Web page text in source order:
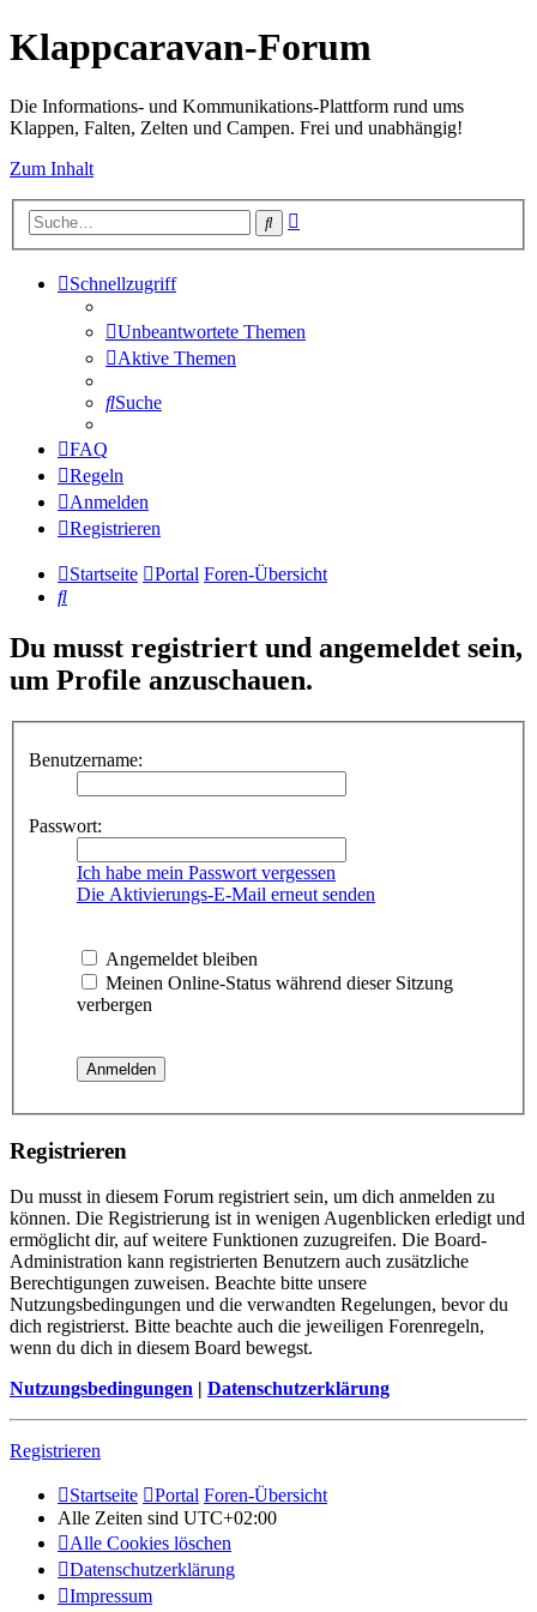
Klappcaravan-Forum
Die Informations- und Kommunikations-Plattform rund ums
Klappen, Falten, Zelten und Campen. Frei und unabhängig!
Zum Inhalt
Suche
Schnellzugriff
Unbeantwortete Themen
Aktive Themen
Suche
FAQ
Regeln
Anmelden
Registrieren
Startseite Portal Foren-Übersicht
Suche
Du musst registriert und angemeldet sein,
um Profile anzuschauen.
Benutzername:
Passwort:
Ich habe mein Passwort vergessen
Die Aktivierungs-E-Mail erneut senden
Angemeldet bleiben
Meinen Online-Status während dieser Sitzung
verbergen
Registrieren
Du musst in diesem Forum registriert sein, um dich anmelden zu
können. Die Registrierung ist in wenigen Augenblicken erledigt und
ermöglicht dir, auf weitere Funktionen zuzugreifen. Die Board-
Administration kann registrierten Benutzern auch zusätzliche
Berechtigungen zuweisen. Beachte bitte unsere
Nutzungsbedingungen und die verwandten Regelungen, bevor du
dich registrierst. Bitte beachte auch die jeweiligen Forenregeln,
wenn du dich in diesem Board bewegst.
Nutzungsbedingungen | Datenschutzerklärung
Registrieren
Startseite Portal Foren-Übersicht
Alle Zeiten sind UTC+02:00
Alle Cookies löschen
Datenschutzerklärung
Impressum